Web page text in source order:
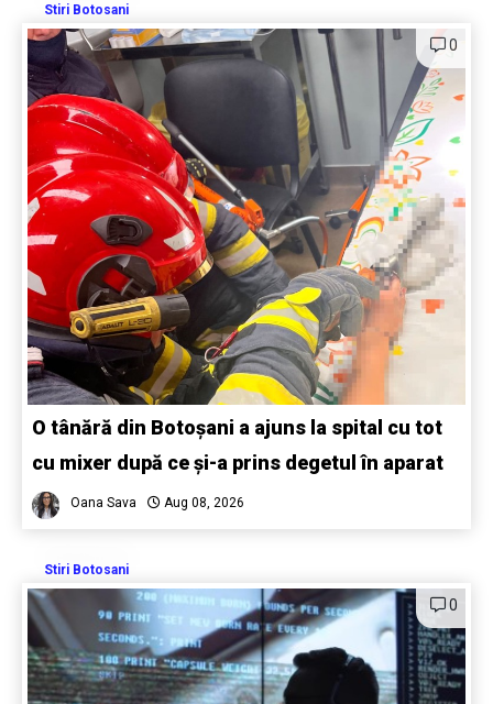
Stiri Botosani
0
O tânără din Botoșani a ajuns la spital cu tot
cu mixer după ce și-a prins degetul în aparat
Oana Sava Aug 08, 2026
Stiri Botosani
0